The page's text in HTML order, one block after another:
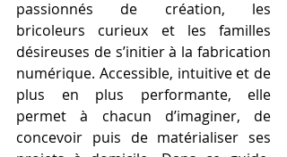
passionnés de création, les
bricoleurs curieux et les familles
désireuses de s’initier à la fabrication
numérique. Accessible, intuitive et de
plus en plus performante, elle
permet à chacun d’imaginer, de
concevoir puis de matérialiser ses